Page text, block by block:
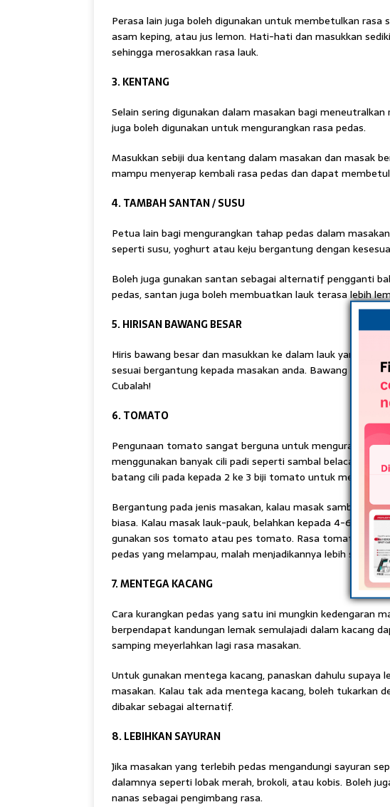
Perasa lain juga boleh digunakan untuk membetulkan rasa
asam keping, atau jus lemon. Hati-hati dan masukkan
sehingga merosakkan rasa lauk.
3. KENTANG
Selain sering digunakan dalam masakan bagi
juga boleh digunakan untuk mengurangkan rasa pedas.
Masukkan sebiji dua kentang dalam masakan dan masak
mampu menyerap kembali rasa pedas dan dapat
4. TAMBAH SANTAN / SUSU
Petua lain bagi mengurangkan tahap pedas dalam
seperti susu, yoghurt atau keju bergantung dengan
Boleh juga gunakan santan sebagai alternatif pengganti
pedas, santan juga boleh membuatkan lauk terasa lebih
5. HIRISAN BAWANG BESAR
Hiris bawang besar dan masukkan ke dalam lauk yang
sesuai bergantung kepada masakan anda. Bawang besar
Cubalah!
6. TOMATO
Pengunaan tomato sangat berguna untuk mengurangkan
menggunakan banyak cili padi seperti sambal belacan dan
batang cili pada kepada 2 ke 3 biji tomato untuk
Bergantung pada jenis masakan, kalau masak sambal,
biasa. Kalau masak lauk-pauk, belahkan kepada 4-6
gunakan sos tomato atau pes tomato. Rasa tomato yang
pedas yang melampau, malah menjadikannya lebih sedap.
7. MENTEGA KACANG
Cara kurangkan pedas yang satu ini mungkin kedengaran
berpendapat kandungan lemak semulajadi dalam kacang
samping meyerlahkan lagi rasa masakan.
Untuk gunakan mentega kacang, panaskan dahulu supaya
masakan. Kalau tak ada mentega kacang, boleh tukarkan
dibakar sebagai alternatif.
8. LEBIHKAN SAYURAN
Jika masakan yang terlebih pedas mengandungi sayuran
dalamnya seperti lobak merah, brokoli, atau kobis. Boleh
nanas sebagai pengimbang rasa.